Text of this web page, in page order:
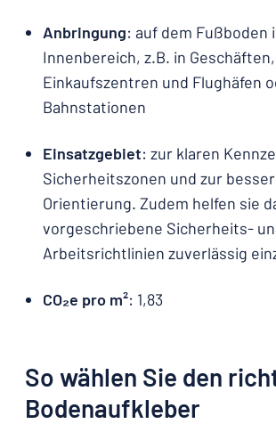
Anbringung: auf dem Fußboden
Innenbereich, z.B. in Geschäften,
Einkaufszentren und Flughäfen
Bahnstationen
Einsatzgebiet: zur klaren
Sicherheitszonen und zur
Orientierung. Zudem helfen sie
vorgeschriebene Sicherheits-
Arbeitsrichtlinien zuverlässig
CO₂e pro m²: 1,83
So wählen Sie den
Bodenaufkleber